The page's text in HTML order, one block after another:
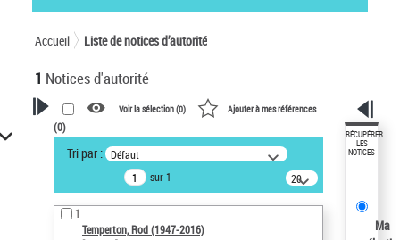
Accueil Liste de notices d’autorité
1 Notices d'autorité
VOTRE RECHERCHE
Recherche avancée dans les
notices d’autorité
Œuvres liées à l'auteur :
Temperton, Rod (1947-2016)
Voir la sélection (0) Ajouter à mes références
(0)
Tri par : Défaut
sur 1
20
résultats/page
1
Temperton, Rod (1947-2016)
RÉCUPÉRER
LES
NOTICES
Ma